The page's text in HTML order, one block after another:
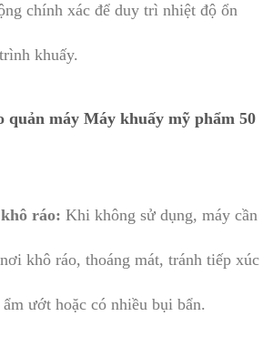
chính xác để duy trì nhiệt độ ổn
khuấy.
quản máy Máy khuấy mỹ phẩm 50
ráo: Khi không sử dụng, máy cần
khô ráo, thoáng mát, tránh tiếp xúc
ướt hoặc có nhiều bụi bẩn.